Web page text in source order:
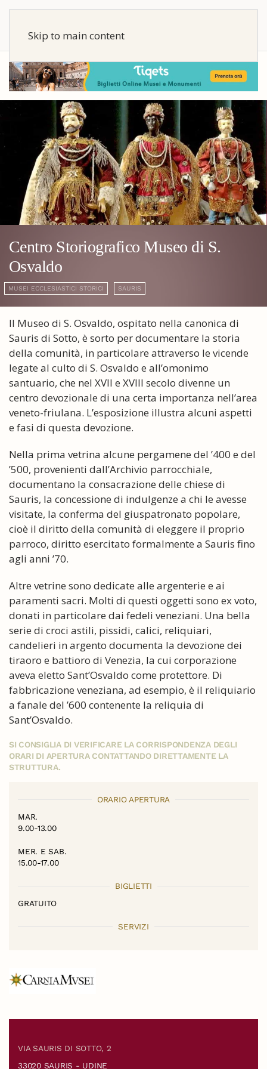
Skip to main content
Centro Storiografico Museo di S.
Osvaldo
MUSEI ECCLESIASTICI STORICI SAURIS
Il Museo di S. Osvaldo, ospitato nella canonica di
Sauris di Sotto, è sorto per documentare la storia
della comunità, in particolare attraverso le vicende
legate al culto di S. Osvaldo e all’omonimo
santuario, che nel XVII e XVIII secolo divenne un
centro devozionale di una certa importanza nell’area
veneto-friulana. L’esposizione illustra alcuni aspetti
e fasi di questa devozione.
Nella prima vetrina alcune pergamene del ’400 e del
’500, provenienti dall’Archivio parrocchiale,
documentano la consacrazione delle chiese di
Sauris, la concessione di indulgenze a chi le avesse
visitate, la conferma del giuspatronato popolare,
cioè il diritto della comunità di eleggere il proprio
parroco, diritto esercitato formalmente a Sauris fino
agli anni ’70.
Altre vetrine sono dedicate alle argenterie e ai
paramenti sacri. Molti di questi oggetti sono ex voto,
donati in particolare dai fedeli veneziani. Una bella
serie di croci astili, pissidi, calici, reliquiari,
candelieri in argento documenta la devozione dei
tiraoro e battioro di Venezia, la cui corporazione
aveva eletto Sant’Osvaldo come protettore. Di
fabbricazione veneziana, ad esempio, è il reliquiario
a fanale del ’600 contenente la reliquia di
Sant’Osvaldo.
SI CONSIGLIA DI VERIFICARE LA CORRISPONDENZA DEGLI
ORARI DI APERTURA CONTATTANDO DIRETTAMENTE LA
STRUTTURA.
ORARIO APERTURA
MAR.
9.00-13.00
MER. E SAB.
15.00-17.00
BIGLIETTI
GRATUITO
SERVIZI
VIA SAURIS DI SOTTO, 2
33020 SAURIS - UDINE